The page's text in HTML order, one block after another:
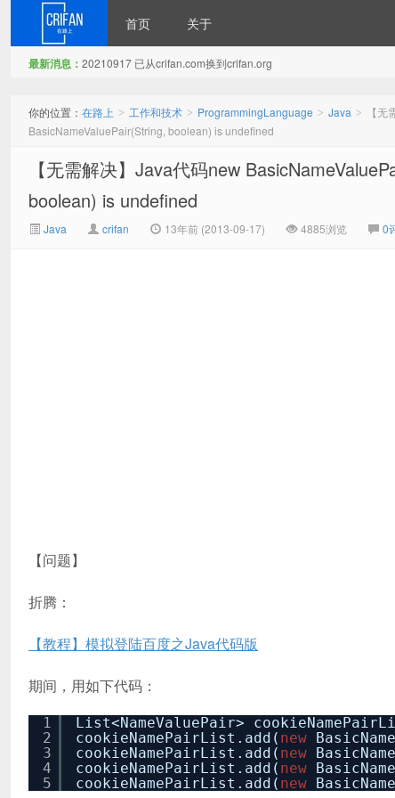
首页 关于
最新消息： 20210917 已从crifan.com换到crifan.org
你的位置： 在路上 > 工作和技术 > ProgrammingLanguage > Java >
【
BasicNameValuePair(String, boolean) is undefined
【无需解决】Java代码new
boolean) is undefined
Java crifan 13年前 (2013-09-17) 4885浏览 0
【问题】
折腾：
【教程】模拟登陆百度之Java代码版
期间，用如下代码：
1
2
3
4
5
List<NameValuePair>
cookieNamePairList.add( new
cookieNamePairList.add( new
cookieNamePairList.add( new
cookieNamePairList.add( new